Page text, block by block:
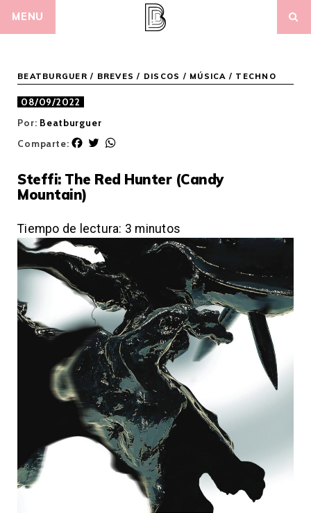
MENU
BEATBURGUER / BREVES / DISCOS / MÚSICA / TECHNO
08/09/2022
Por: Beatburguer
Comparte:
F
e
b
o
k
T
t
r
t
p
p
Steffi: The Red Hunter (Candy
Mountain)
Tiempo de lectura: 3 minutos